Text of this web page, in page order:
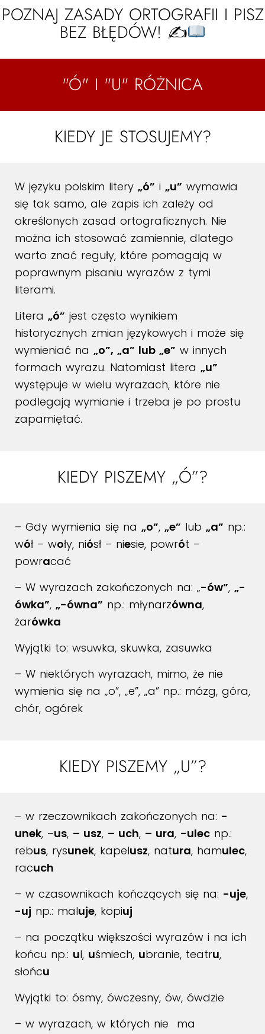
POZNAJ ZASADY ORTOGRAFII I PISZ
BEZ BŁĘDÓW! ✍
"Ó" I "U" RÓŻNICA
KIEDY JE STOSUJEMY?
W języku polskim litery „ó” i „u” wymawia
się tak samo, ale zapis ich zależy od
określonych zasad ortograficznych. Nie
można ich stosować zamiennie, dlatego
warto znać reguły, które pomagają w
poprawnym pisaniu wyrazów z tymi
literami.
Litera „ó” jest często wynikiem
historycznych zmian językowych i może się
wymieniać na „o”, „a” lub „e” w innych
formach wyrazu. Natomiast litera „u”
występuje w wielu wyrazach, które nie
podlegają wymianie i trzeba je po prostu
zapamiętać.
KIEDY PISZEMY „Ó”?
– Gdy wymienia się na „o”, „e” lub „a” np.:
wół – woły, niósł – niesie, powrót –
powracać
– W wyrazach zakończonych na: „-ów”, „-
ówka”, „-ówna” np.: młynarzówna,
żarówka
Wyjątki to: wsuwka, skuwka, zasuwka
– W niektórych wyrazach, mimo, że nie
wymienia się na „o”, „e”, „a” np.: mózg, góra,
chór, ogórek
KIEDY PISZEMY „U”?
– w rzeczownikach zakończonych na: -
unek, –us, – usz, – uch, – ura, -ulec np.:
rebus, rysunek, kapelusz, natura, hamulec,
racuch
– w czasownikach kończących się na: -uje,
-uj np.: maluje, kopiuj
– na początku większości wyrazów i na ich
końcu np.: ul, uśmiech, ubranie, teatru,
słońcu
Wyjątki to: ósmy, ówczesny, ów, ówdzie
– w wyrazach, w których nie ma